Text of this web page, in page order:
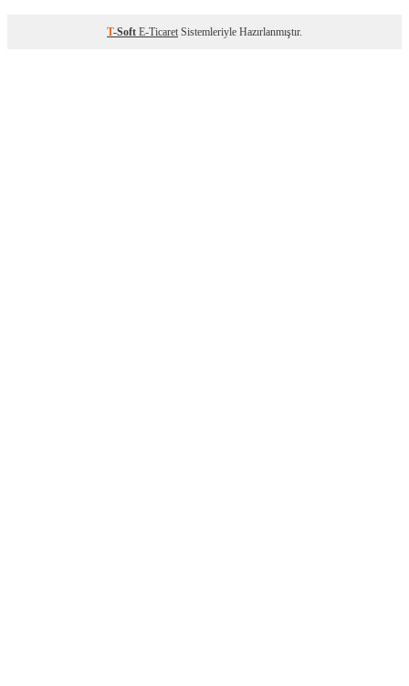
T-Soft E-Ticaret Sistemleriyle Hazırlanmıştır.